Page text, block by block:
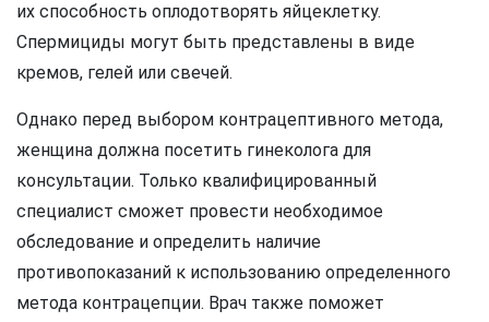
их способность оплодотворять яйцеклетку.
Спермициды могут быть представлены в виде
кремов, гелей или свечей.
Однако перед выбором контрацептивного метода,
женщина должна посетить гинеколога для
консультации. Только квалифицированный
специалист сможет провести необходимое
обследование и определить наличие
противопоказаний к использованию определенного
метода контрацепции. Врач также поможет